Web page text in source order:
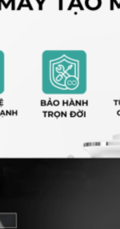
phẩm trong giỏ hàng.
trong giỏ hàng.